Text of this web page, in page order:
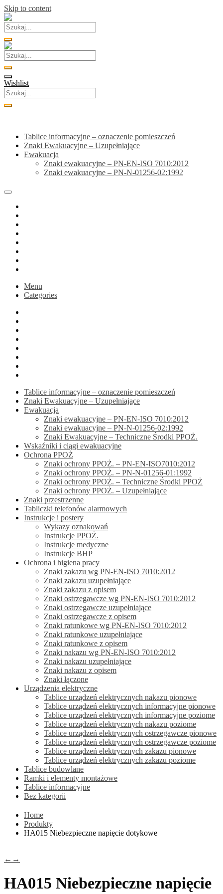
Skip to content
Wishlist
Tablice informacyjne – oznaczenie pomieszczeń
Znaki Ewakuacyjne – Uzupełniające
Ewakuacja
Znaki ewakuacyjne – PN-EN-ISO 7010:2012
Znaki ewakuacyjne – PN-N-01256-02:1992
Menu
Categories
Tablice informacyjne – oznaczenie pomieszczeń
Znaki Ewakuacyjne – Uzupełniające
Ewakuacja
Znaki ewakuacyjne – PN-EN-ISO 7010:2012
Znaki ewakuacyjne – PN-N-01256-02:1992
Znaki Ewakuacyjne – Techniczne Środki PPOŻ.
Wskaźniki i ciągi ewakuacyjne
Ochrona PPOŻ
Znaki ochrony PPOŻ. – PN-EN-ISO7010:2012
Znaki ochrony PPOŻ. – PN-N-01256-01:1992
Znaki ochrony PPOŻ. – Techniczne Środki PPOŻ
Znaki ochrony PPOŻ. – Uzupełniające
Znaki przestrzenne
Tabliczki telefonów alarmowych
Instrukcje i postery
Wykazy oznakowań
Instrukcje PPOŻ.
Instrukcje medyczne
Instrukcje BHP
Ochrona i higiena pracy
Znaki zakazu wg PN-EN-ISO 7010:2012
Znaki zakazu uzupełniające
Znaki zakazu z opisem
Znaki ostrzegawcze wg PN-EN-ISO 7010:2012
Znaki ostrzegawcze uzupełniające
Znaki ostrzegawcze z opisem
Znaki ratunkowe wg PN-EN-ISO 7010:2012
Znaki ratunkowe uzupełniające
Znaki ratunkowe z opisem
Znaki nakazu wg PN-EN-ISO 7010:2012
Znaki nakazu uzupełniające
Znaki nakazu z opisem
Znaki łączone
Urządzenia elektryczne
Tablice urządzeń elektrycznych nakazu pionowe
Tablice urządzeń elektrycznych informacyjne pionowe
Tablice urządzeń elektrycznych informacyjne poziome
Tablice urządzeń elektrycznych nakazu poziome
Tablice urządzeń elektrycznych ostrzegawcze pionowe
Tablice urządzeń elektrycznych ostrzegawcze poziome
Tablice urządzeń elektrycznych zakazu pionowe
Tablice urządzeń elektrycznych zakazu poziome
Tablice budowlane
Ramki i elementy montażowe
Tablice informacyjne
Bez kategorii
Home
Produkty
HA015 Niebezpieczne napięcie dotykowe
← →
HA015 Niebezpieczne napięcie